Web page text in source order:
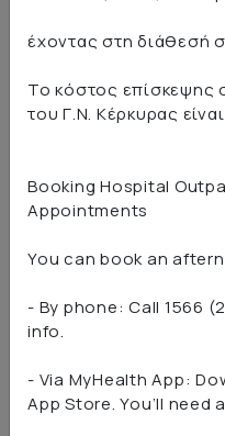
ηλεκτρονικές
που
κωδικών (κωδικός
γνωστοποιήσει τους
τρίτο πρόσωπο
ηλεκτρονικές
Νοσοκομείο Κέρκυρας,
με τα στοιχεία που
εγγραφής του
έχοντας στη διάθεσή
Το κόστος επίσκεψης
του Γ.Ν. Κέρκυρας
Booking Hospital
Appointments
You can book an
- By phone: Call 1566
info.
- Via MyHealth App:
App Store. You’ll need